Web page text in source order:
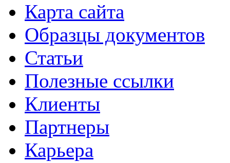
Карта сайта
Образцы документов
Статьи
Полезные ссылки
Клиенты
Партнеры
Карьера